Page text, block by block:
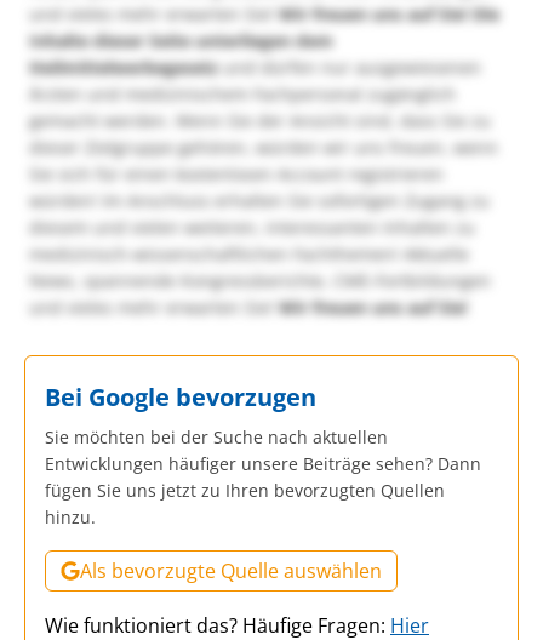
und vieles mehr erwarten Sie!Wir freuen uns auf Sie! Die
Inhalte dieser Seite unterliegen dem
Heilmittelwerbegesetzund dürfen nur ausgewiesenen
Ärzten und medizinischem Fachpersonal zugänglich
gemacht werden. Wenn Sie der Ansicht sind, dass Sie zu
dieser Zielgruppe gehören, würden wir uns freuen, wenn
Sie sich für einen kostenlosen Account registrieren
würden! Im Anschluss erhalten Sie sofortigen Zugang zu
diesem und vielen weiteren, interessanten Inhalten zu
medizinisch-wissenschaftlichen Fachthemen! Aktuelle
News, spannende Kongressberichte, CME-Fortbildungen
und vieles mehr erwarten Sie!Wir freuen uns auf Sie!
Bei Google bevorzugen
Sie möchten bei der Suche nach aktuellen
Entwicklungen häufiger unsere Beiträge sehen? Dann
fügen Sie uns jetzt zu Ihren bevorzugten Quellen
hinzu.
Als bevorzugte Quelle auswählen
Wie funktioniert das? Häufige Fragen: Hier